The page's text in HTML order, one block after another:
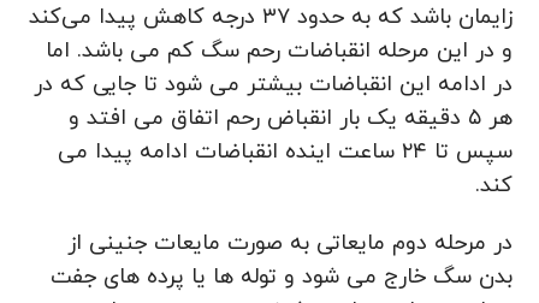
زایمان باشد که به حدود ۳۷ درجه کاهش پیدا می‌کند
و در این مرحله انقباضات رحم سگ کم می باشد. اما
در ادامه این انقباضات بیشتر می شود تا جایی که در
هر ۵ دقیقه یک بار انقباض رحم اتفاق می‌ افتد و
سپس تا ۲۴ ساعت اینده انقباضات ادامه پیدا می
کند.
در مرحله دوم مایعاتی به صورت مایعات جنینی از
بدن سگ خارج می شود و توله ها یا پرده های جفت